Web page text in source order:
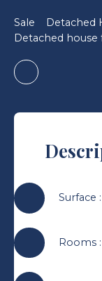
Sale Detached
Detached house
Surface :
Rooms: